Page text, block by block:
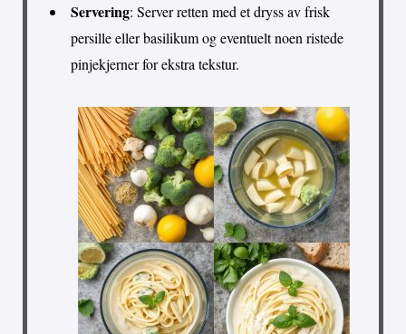
Servering: Server retten med et dryss av frisk
persille eller basilikum og eventuelt noen ristede
pinjekjerner for ekstra tekstur.